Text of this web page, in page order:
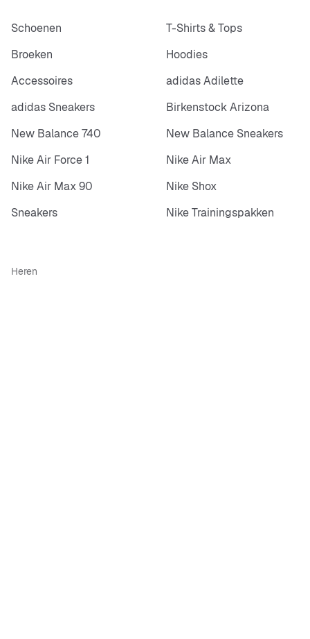
Schoenen
T-Shirts & Tops
Broeken
Hoodies
Accessoires
adidas Adilette
adidas Sneakers
Birkenstock Arizona
New Balance 740
New Balance Sneakers
Nike Air Force 1
Nike Air Max
Nike Air Max 90
Nike Shox
Sneakers
Nike Trainingspakken
Heren